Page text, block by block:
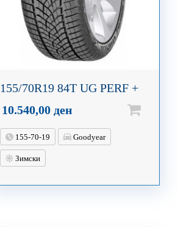
155/70R19 84T UG PERF +
10.540,00 ден
155-70-19 Goodyear
Зимски